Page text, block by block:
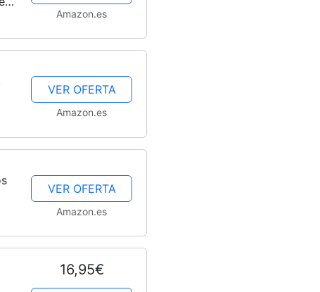
Cachorros
Amazon.es
VER OFERTA
Amazon.es
VER OFERTA
Amazon.es
16,95€